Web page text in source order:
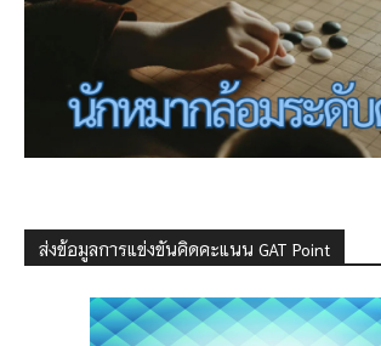
ส่งข้อมูลการแข่งขันคิดคะแนน GAT Point